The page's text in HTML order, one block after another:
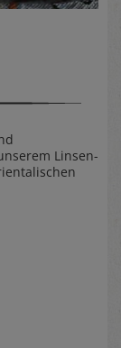
Linsen-